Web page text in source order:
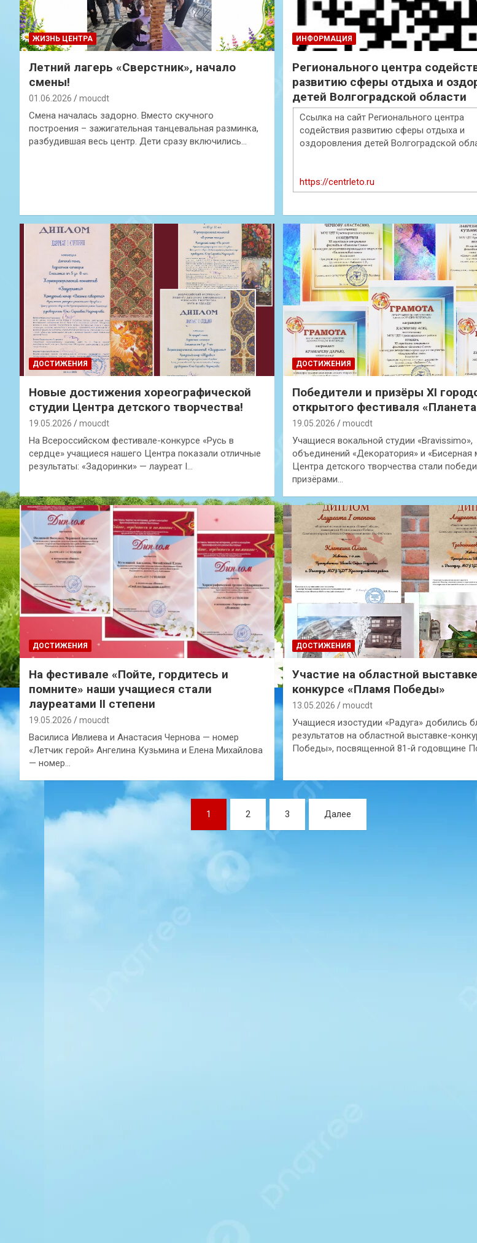
ЖИЗНЬ ЦЕНТРА
Летний лагерь «Сверстник», начало
смены!
01.06.2026 moucdt
Смена началась задорно. Вместо скучного
построения – зажигательная танцевальная разминка,
разбудившая весь центр. Дети сразу включились…
ИНФОРМАЦИЯ
Регионального центра
развитию сферы отдыха и
детей Волгоградской области
Ссылка на сайт Регионального центра
содействия развитию сферы отдыха и
оздоровления детей Волгоградской
https://centrleto.ru
ДОСТИЖЕНИЯ
Новые достижения хореографической
студии Центра детского творчества!
19.05.2026 moucdt
На Всероссийском фестивале-конкурсе «Русь в
сердце» учащиеся нашего Центра показали отличные
результаты: «Задоринки» — лауреат I…
ДОСТИЖЕНИЯ
Победители и призёры XI
открытого фестиваля
19.05.2026 moucdt
Учащиеся вокальной студии «Bravissimo»,
объединений «Декоратория» и «Бисерная
Центра детского творчества стали
призёрами…
ДОСТИЖЕНИЯ
На фестивале «Пойте, гордитесь и
помните» наши учащиеся стали
лауреатами II степени
19.05.2026 moucdt
Василиса Ивлиева и Анастасия Чернова — номер
«Летчик герой» Ангелина Кузьмина и Елена Михайлова
— номер…
ДОСТИЖЕНИЯ
Участие на областной
конкурсе «Пламя Победы»
13.05.2026 moucdt
Учащиеся изостудии «Радуга» добились
результатов на областной выставке-
Победы», посвященной 81-й годовщине
Навигация
1 2 3 Далее